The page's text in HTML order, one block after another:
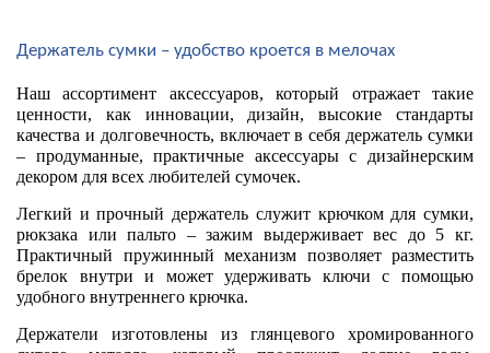
Держатель сумки – удобство кроется в мелочах
Наш ассортимент аксессуаров, который отражает такие
ценности, как инновации, дизайн, высокие стандарты
качества и долговечность, включает в себя держатель сумки
– продуманные, практичные аксессуары с дизайнерским
декором для всех любителей сумочек.
Легкий и прочный держатель служит крючком для сумки,
рюкзака или пальто – зажим выдерживает вес до 5 кг.
Практичный пружинный механизм позволяет разместить
брелок внутри и может удерживать ключи с помощью
удобного внутреннего крючка.
Держатели изготовлены из глянцевого хромированного